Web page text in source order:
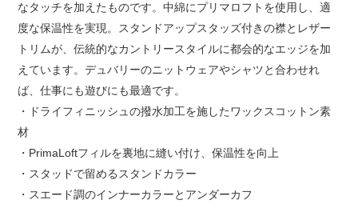
なタッチを加えたものです。中綿にプリマロフトを使用し、適
度な保温性を実現。スタンドアップスタッズ付きの襟とレザー
トリムが、伝統的なカントリースタイルに都会的なエッジを加
えています。デュバリーのニットウェアやシャツと合わせれ
ば、仕事にも遊びにも最適です。
・ドライフィニッシュの撥水加工を施したワックスコットン素
材
・PrimaLoftフィルを裏地に縫い付け、保温性を向上
・スタッドで留めるスタンドカラー
・スエード調のインナーカラーとアンダーカフ